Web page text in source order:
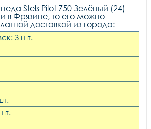
Stels Pilot 750 Зелёный (24)
в Фрязине, то его можно
доставкой из города:
3 шт.